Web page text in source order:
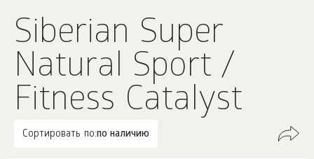
Siberian Super
Natural Sport /
Fitness Catalyst
Сортировать по:по наличию